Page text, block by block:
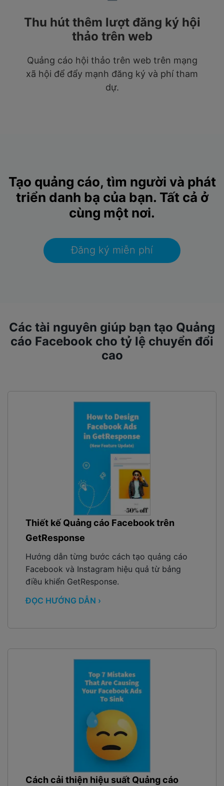
Thu hút thêm lượt đăng ký hội
thảo trên web
Quảng cáo hội thảo trên web trên mạng
xã hội để đẩy mạnh đăng ký và phí tham
dự.
Tạo quảng cáo, tìm người và phát
triển danh bạ của bạn. Tất cả ở
cùng một nơi.
Đăng ký miễn phí
Các tài nguyên giúp bạn tạo Quảng
cáo Facebook cho tỷ lệ chuyển đổi
cao
Thiết kế Quảng cáo Facebook trên
GetResponse
Hướng dẫn từng bước cách tạo quảng cáo
Facebook và Instagram hiệu quả từ bảng
điều khiển GetResponse.
ĐỌC HƯỚNG DẪN ›
Cách cải thiện hiệu suất Quảng cáo